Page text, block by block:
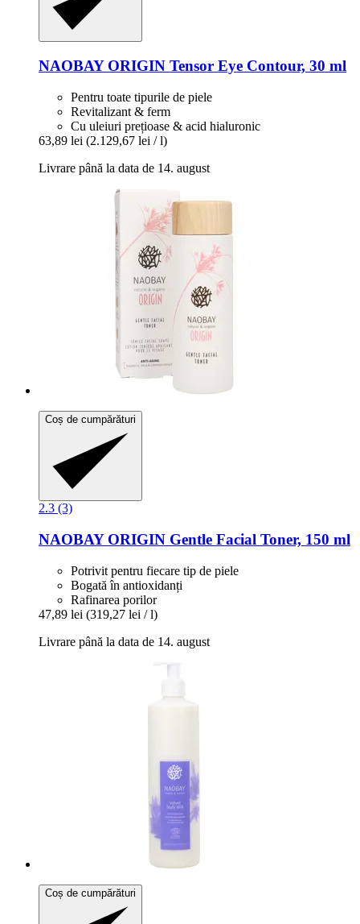
NAOBAYORIGIN Tensor Eye Contour, 30 ml
Pentru toate tipurile de piele
Revitalizant & ferm
Cu uleiuri prețioase & acid hialuronic
63,89 lei (2.129,67 lei / l)
Livrare până la data de 14. august
Coș de cumpărături
2.3 (3)
NAOBAYORIGIN Gentle Facial Toner, 150 ml
Potrivit pentru fiecare tip de piele
Bogată în antioxidanți
Rafinarea porilor
47,89 lei (319,27 lei / l)
Livrare până la data de 14. august
Coș de cumpărături